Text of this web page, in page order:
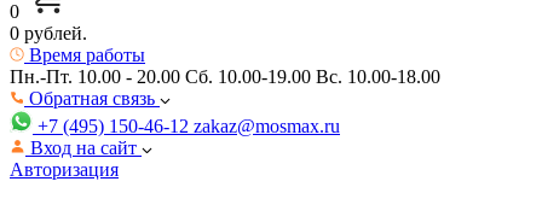
0
0 рублей.
Время работы
Пн.-Пт. 10.00 - 20.00 Сб. 10.00-19.00 Вс. 10.00-18.00
Обратная связь
+7 (495) 150-46-12 zakaz@mosmax.ru
Вход на сайт
Авторизация